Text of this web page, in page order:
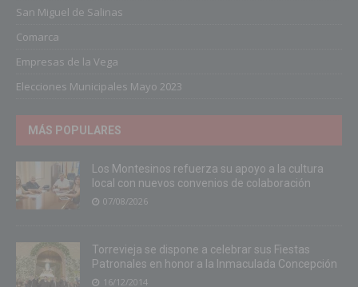
San Miguel de Salinas
Comarca
Empresas de la Vega
Elecciones Municipales Mayo 2023
MÁS POPULARES
Los Montesinos refuerza su apoyo a la cultura
local con nuevos convenios de colaboración
07/08/2026
Torrevieja se dispone a celebrar sus Fiestas
Patronales en honor a la Inmaculada Concepción
16/12/2014